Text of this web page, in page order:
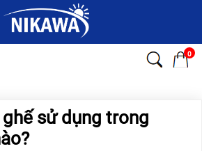
0
sử dụng trong